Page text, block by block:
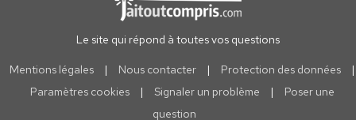
Le site qui répond à toutes vos questions
Mentions légales | Nous contacter | Protection des données
|
Paramètres cookies
| Signaler un problème |
Poser une
question